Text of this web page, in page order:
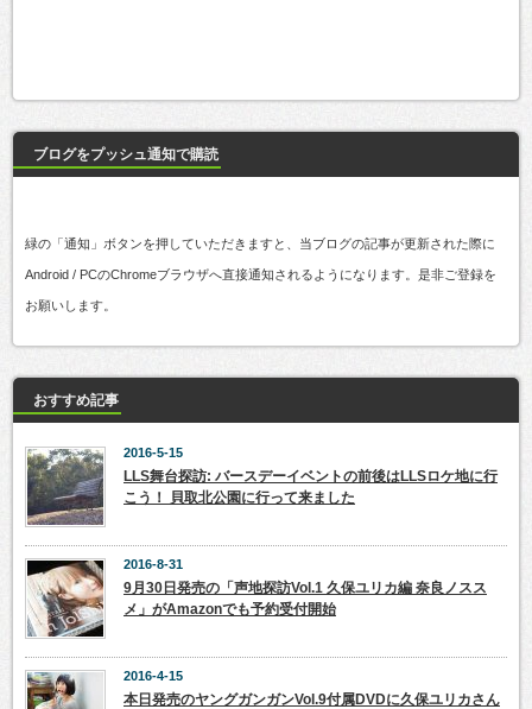
ブログをプッシュ通知で購読
緑の「通知」ボタンを押していただきますと、当ブログの記事が更新された際に
Android / PCのChromeブラウザへ直接通知されるようになります。是非ご登録を
お願いします。
おすすめ記事
2016-5-15
LLS舞台探訪: バースデーイベントの前後はLLSロケ地に行
こう！ 貝取北公園に行って来ました
2016-8-31
9月30日発売の「声地探訪Vol.1 久保ユリカ編 奈良ノスス
メ」がAmazonでも予約受付開始
2016-4-15
本日発売のヤングガンガンVol.9付属DVDに久保ユリカさん